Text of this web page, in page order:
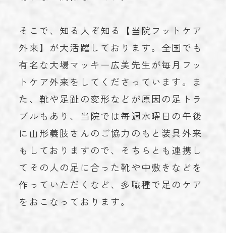
そこで、知る人ぞ知る【当院フットケア
外来】が大活躍しております。全国でも
有名な大場マッキー広美先生が毎月フッ
トケア外来をしてくださっています。ま
た、靴や足趾の変形などが原因の足トラ
ブルもあり、当院では毎週水曜日の午後
に山形義肢さんのご協力のもと装具外来
もしておりますので、そちらとも連携し
てその人の足に合った靴や中敷きなどを
作っていただくなど、多職種で足のケア
をおこなっております。